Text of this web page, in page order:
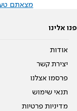
מצאתם
פנו אלינו
אודות
יצירת קשר
פרסמו אצלנו
תנאי שימוש
מדיניות פרטיות